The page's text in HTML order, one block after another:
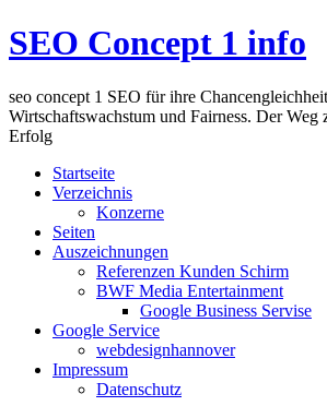
SEO Concept 1 info
seo concept 1 SEO für ihre
Wirtschaftswachstum und Fairness. Der
Erfolg
Startseite
Verzeichnis
Konzerne
Seiten
Auszeichnungen
Referenzen Kunden Schirm
BWF Media Entertainment
Google Business Servise
Google Service
webdesignhannover
Impressum
Datenschutz